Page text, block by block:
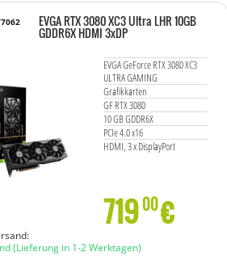
EVGA RTX 3080 XC3 Ultra LHR 10GB
GDDR6X HDMI 3xDP
EVGA GeForce RTX 3080 XC3
ULTRA GAMING
Grafikkarten
GF RTX 3080
10 GB GDDR6X
PCIe 4.0 x16
HDMI, 3 x DisplayPort
71900€
(Lieferung in 1-2 Werktagen)